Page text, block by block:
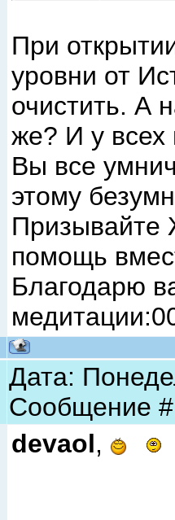
При
уровни от
очистить. А
же? И у всех
Вы все
этому
Призывайте
помощь
Благодарю
Дата:
Сообщение
devaol,